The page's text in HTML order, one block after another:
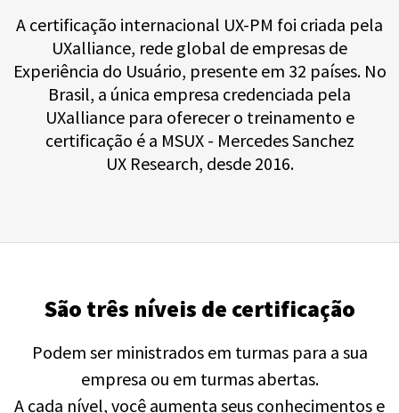
A certificação internacional UX-PM foi criada pela
UXalliance, rede global de empresas de
Experiência do Usuário, presente em 32 países. No
Brasil, a única empresa credenciada pela
UXalliance para oferecer o treinamento e
certificação é a MSUX - Mercedes Sanchez
UX Research, desde 2016.
São três níveis de certificação
Podem ser ministrados em turmas para a sua
empresa ou em turmas abertas.
A cada nível, você aumenta seus conhecimentos e